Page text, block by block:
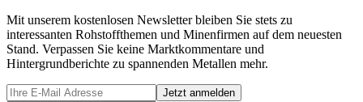
Mit unserem kostenlosen Newsletter bleiben Sie stets zu
interessanten Rohstoffthemen und Minenfirmen auf dem neuesten
Stand. Verpassen Sie keine Marktkommentare und
Hintergrundberichte zu spannenden Metallen mehr.
Jetzt anmelden